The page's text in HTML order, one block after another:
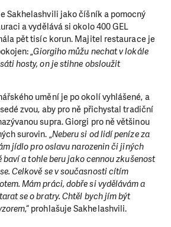
Sakhelashvili jako číšník a pomocný
a vydělává si okolo 400 GEL
pět tisíc korun. Majitel restaurace je
„Giorgiho můžu nechat v lokále
hosty, on je stihne obsloužit
umění je po okolí vyhlášené, a
zvou, aby pro ně přichystal tradiční
supra. Giorgi pro ně většinou
surovin. „Neberu si od lidí peníze za
jídlo pro oslavu narozenin či jiných
a tohle beru jako cennou zkušenost
Celkově se v současnosti cítím
Mám práci, dobře si vydělávám a
se o bratry. Chtěl bych jím být
,“ prohlašuje Sakhelashvili.